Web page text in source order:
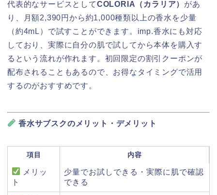
代表的なサービスとしてCOLORIA（カラリア） があ
り、月額2,390円から約1,000種類以上の香水を少量
（約4mL）で試すことができます。imp.香水にも対応
しており、実際に自分の肌で試してから本体を購入す
るという流れが作れます。初回限定の割引クーポンが
配布されることもあるので、お得なタイミングで活用
するのがおすすめです。
香水サブスクのメリット・デメリット
項目 内容
メリッ
ト
少量でお試しできる・実際に肌で確認
できる